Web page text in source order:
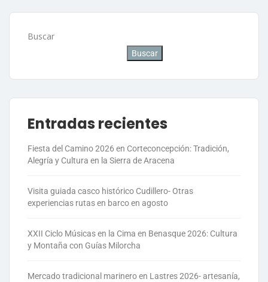
Buscar
Buscar
Entradas recientes
Fiesta del Camino 2026 en Corteconcepción: Tradición,
Alegría y Cultura en la Sierra de Aracena
Visita guiada casco histórico Cudillero- Otras
experiencias rutas en barco en agosto
XXII Ciclo Músicas en la Cima en Benasque 2026: Cultura
y Montaña con Guías Milorcha
Mercado tradicional marinero en Lastres 2026- artesanía,